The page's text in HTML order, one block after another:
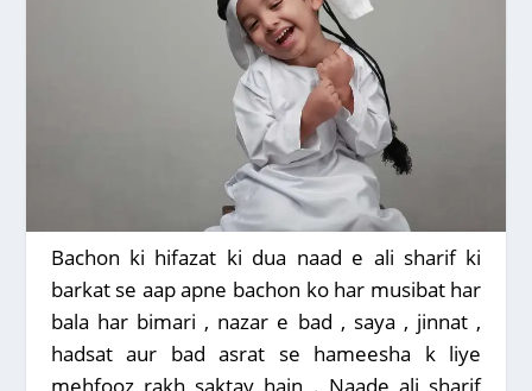
Bachon ki hifazat ki dua naad e ali sharif ki
barkat se aap apne bachon ko har musibat har
bala har bimari , nazar e bad , saya , jinnat ,
hadsat aur bad asrat se hameesha k liye